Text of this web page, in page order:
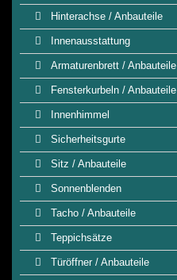
Hinterachse / Anbauteile
Innenausstattung
Armaturenbrett / Anbauteile
Fensterkurbeln / Anbauteile
Innenhimmel
Sicherheitsgurte
Sitz / Anbauteile
Sonnenblenden
Tacho / Anbauteile
Teppichsätze
Türöffner / Anbauteile